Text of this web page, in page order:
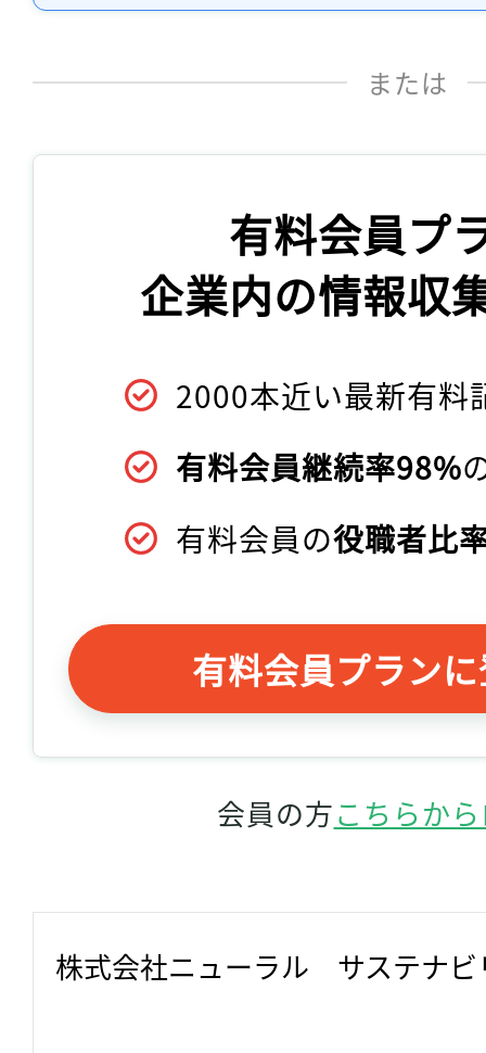
または
有料会員プ
企業内の情報収
2000本近い最新有料
有料会員継続率98%
有料会員の役職者比
有料会員プラン
会員の方こちらか
株式会社ニューラル　サステナ